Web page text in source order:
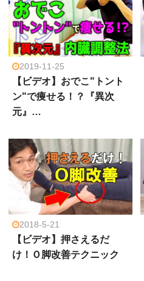
2019-11-25
【ビデオ】おでこ"トント
ン"で痩せる！？『異次
元』…
2018-5-21
【ビデオ】押さえるだ
け！Ｏ脚改善テクニック